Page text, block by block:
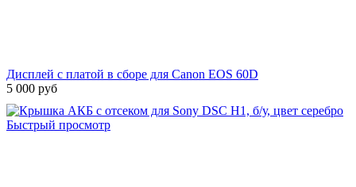
Дисплей с платой в сборе для Canon EOS 60D
5 000 руб
Быстрый просмотр